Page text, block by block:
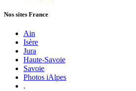
Nos sites France
Ain
Isère
Jura
Haute-Savoie
Savoie
Photos iAlpes
.